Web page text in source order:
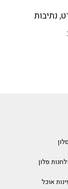
נתיבות
סלון
אוכל